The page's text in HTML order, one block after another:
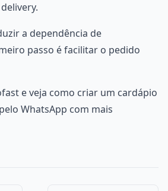
a dependência de
passo é facilitar o pedido
e veja como criar um cardápio
WhatsApp com mais